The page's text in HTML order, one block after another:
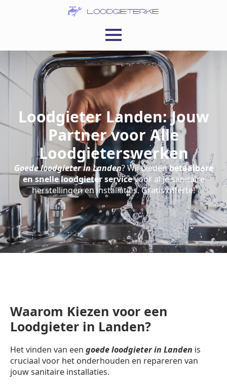
Loodgieter Landen: Jouw
Partner voor Alle
Loodgieterswerken
Goede loodgieter in Landen? Wij biedenbetaalbare
en snelle loodgieter servicevoor al je sanitaire
herstellingen en installaties. Gratis offerte!
Waarom Kiezen voor een
Loodgieter in Landen?
Het vinden van een goede loodgieter in Landen is
cruciaal voor het onderhouden en repareren van
jouw sanitaire installaties.